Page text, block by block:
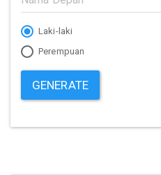
Laki-laki
Perempuan
GENERATE